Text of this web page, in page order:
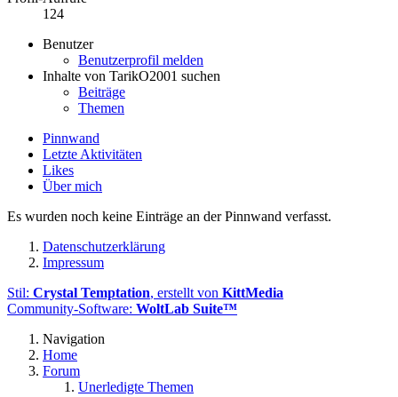
124
Benutzer
Benutzerprofil melden
Inhalte von TarikO2001 suchen
Beiträge
Themen
Pinnwand
Letzte Aktivitäten
Likes
Über mich
Es wurden noch keine Einträge an der Pinnwand verfasst.
Datenschutzerklärung
Impressum
Stil: Crystal Temptation, erstellt von KittMedia
Community-Software: WoltLab Suite™
Navigation
Home
Forum
Unerledigte Themen